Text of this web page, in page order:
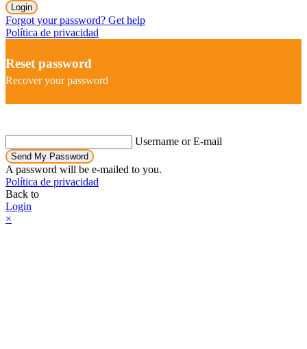
Login
Forgot your password? Get help
Política de privacidad
Reset password
Recover your password
Username or E-mail
Send My Password
A password will be e-mailed to you.
Política de privacidad
Back to
Login
×